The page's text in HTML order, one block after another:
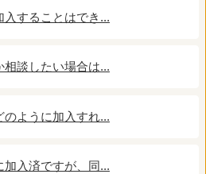
することはでき...
談したい場合は...
ように加入すれ...
加入済ですが、同...